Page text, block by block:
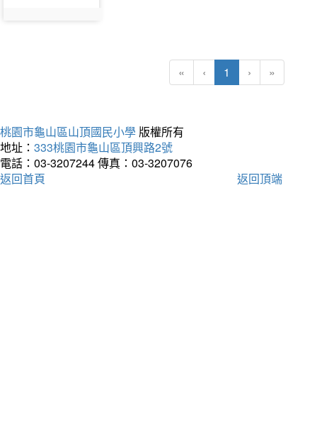
« ‹ 1 (current)
› »
桃園市龜山區山頂國民小學 版權所有
地址： 333桃園市龜山區頂興路2號
電話：03-3207244傳真：03-3207076
返回首頁
返回頂端